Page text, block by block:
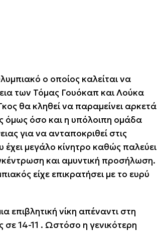
ο οποίος καλείται να
των Τόμας Γουόκαπ και Λούκα
θα κληθεί να παραμείνει αρκετά
όμως όσο και η υπόλοιπη ομάδα
για να ανταποκριθεί στις
μεγάλο κίνητρο καθώς παλεύει
και αμυντική προσήλωση.
είχε επικρατήσει με το ευρύ
νίκη απέναντι στη
σε 14-11 . Ωστόσο η γενικότερη